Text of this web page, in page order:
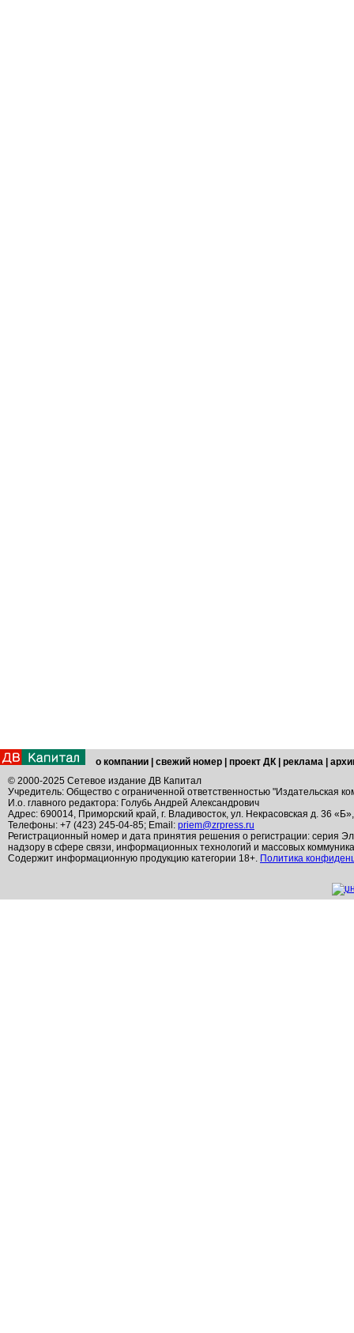
о компании свежий номер проект ДК реклама
© 2000-2025 Сетевое издание ДВ Капитал
Учредитель: Общество с ограниченной ответственностью "Издательская
И.о. главного редактора: Голубь Андрей Александрович
Адрес: 690014, Приморский край, г. Владивосток, ул. Некрасовская д. 36
Телефоны: +7 (423) 245-04-85; Email: priem@zrpress.ru
Регистрационный номер и дата принятия решения о регистрации: серия
надзору в сфере связи, информационных технологий и массовых
Содержит информационную продукцию категории 18+. Политика